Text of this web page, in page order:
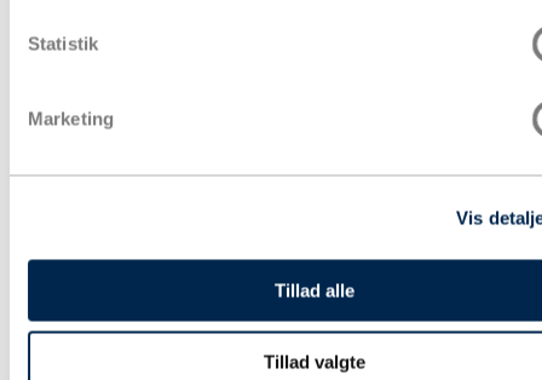
Statistik
Marketing
Vis
Tillad alle
Tillad valgte
Digitale ydelse